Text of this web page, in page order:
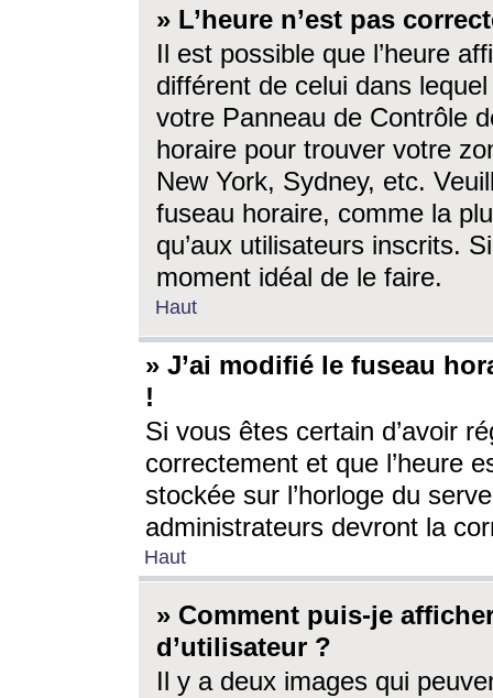
» L’heure n’est pas
Il est possible que l’heure
différent de celui dans
votre Panneau de Contrôle
horaire pour trouver votre
New York, Sydney, etc.
fuseau horaire, comme la
qu’aux utilisateurs inscrits.
moment idéal de le faire.
Haut
» J’ai modifié le fuseau
!
Si vous êtes certain d’avoir
correctement et que l’heure
stockée sur l’horloge du
administrateurs devront la
Haut
» Comment puis-je
d’utilisateur ?
Il y a deux images qui